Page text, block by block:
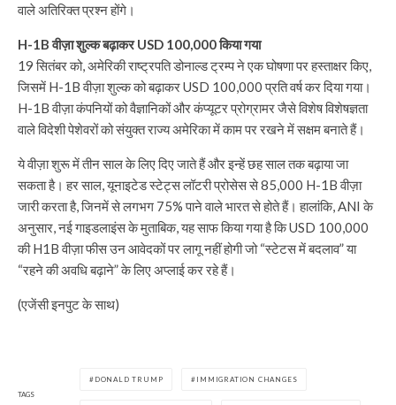
वाले अतिरिक्त प्रश्न होंगे।
H-1B वीज़ा शुल्क बढ़ाकर USD 100,000 किया गया
19 सितंबर को, अमेरिकी राष्ट्रपति डोनाल्ड ट्रम्प ने एक घोषणा पर हस्ताक्षर किए,
जिसमें H-1B वीज़ा शुल्क को बढ़ाकर USD 100,000 प्रति वर्ष कर दिया गया।
H-1B वीज़ा कंपनियों को वैज्ञानिकों और कंप्यूटर प्रोग्रामर जैसे विशेष विशेषज्ञता
वाले विदेशी पेशेवरों को संयुक्त राज्य अमेरिका में काम पर रखने में सक्षम बनाते हैं।
ये वीज़ा शुरू में तीन साल के लिए दिए जाते हैं और इन्हें छह साल तक बढ़ाया जा
सकता है। हर साल, यूनाइटेड स्टेट्स लॉटरी प्रोसेस से 85,000 H-1B वीज़ा
जारी करता है, जिनमें से लगभग 75% पाने वाले भारत से होते हैं। हालांकि, ANI के
अनुसार, नई गाइडलाइंस के मुताबिक, यह साफ किया गया है कि USD 100,000
की H1B वीज़ा फीस उन आवेदकों पर लागू नहीं होगी जो “स्टेटस में बदलाव” या
“रहने की अवधि बढ़ाने” के लिए अप्लाई कर रहे हैं।
(एजेंसी इनपुट के साथ)
TAGS
DONALD TRUMP IMMIGRATION CHANGES